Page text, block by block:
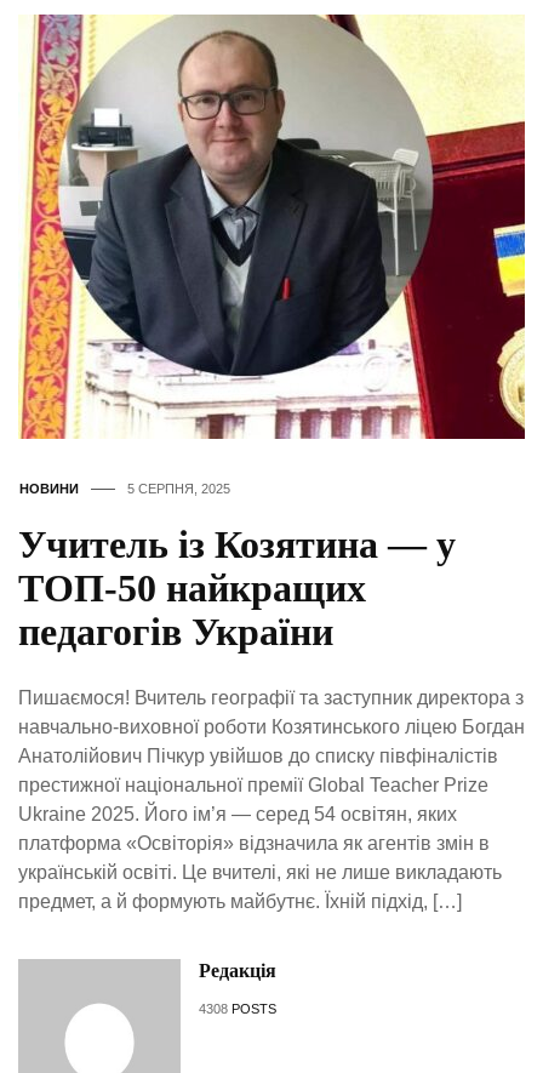
НОВИНИ 5 СЕРПНЯ, 2025
Учитель із Козятина — у
ТОП-50 найкращих
педагогів України
Пишаємося! Вчитель географії та заступник директора з
навчально-виховної роботи Козятинського ліцею Богдан
Анатолійович Пічкур увійшов до списку півфіналістів
престижної національної премії Global Teacher Prize
Ukraine 2025. Його ім’я — серед 54 освітян, яких
платформа «Освіторія» відзначила як агентів змін в
українській освіті. Це вчителі, які не лише викладають
предмет, а й формують майбутнє. Їхній підхід, […]
Редакція
4308 POSTS